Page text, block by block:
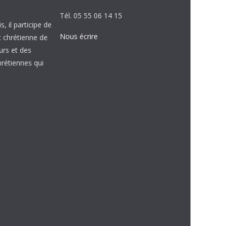
il participe de
chrétienne de
et des
qui
Tél. 05 55 06 14 15
Nous écrire